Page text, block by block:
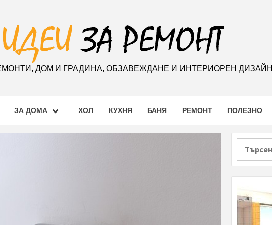
ДОМ И ГРАДИНА, ОБЗАВЕЖДАНЕ И ИНТЕРИОРЕН ДИЗАЙН
ЗА ДОМА ХОЛ КУХНЯ БАНЯ РЕМОНТ ПОЛЕЗНО